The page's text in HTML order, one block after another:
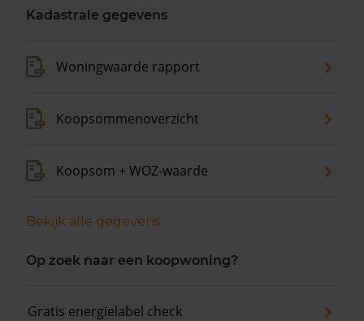
worden appartementen gemiddeld voor €399.229
maanden is de gemiddelde woningwaarde met 4,6%
Kadastrale gegevens
Woningwaarde rapport
Koopsommenoverzicht
Koopsom + WOZ-waarde
Bekijk alle gegevens
Op zoek naar een koopwoning?
Gratis energielabel check